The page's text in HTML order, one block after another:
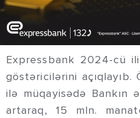
Expressbank 2024-cü
göstəricilərini
ilə müqayisədə Bankın
artaraq, 15 mln.